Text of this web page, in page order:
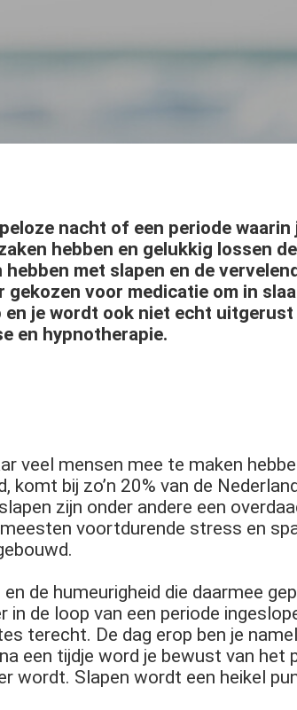
nacht of een periode
hebben en gelukkig lossen
met slapen en de
voor medicatie om in
je wordt ook niet echt
en hypnotherapie.
veel mensen mee te maken
bij zo’n 20% van de
zijn onder andere een
voortdurende stress en
de humeurigheid die daarmee
de loop van een periode
terecht. De dag erop ben je
een tijdje word je bewust van het
wordt. Slapen wordt een heikel